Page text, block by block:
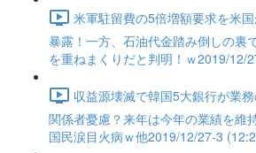
米軍駐留費の5倍増額要求を米
暴露！一方、石油代金踏み倒しの裏
を重ねまくりだと判明！ｗ2019/12/
収益源壊滅で韓国5大銀行が業
関係者憂慮？来年は今年の業績を維
国民涙目火病ｗ他2019/12/27-3